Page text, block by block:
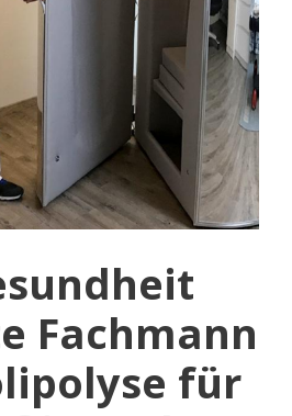
Fachmann
für